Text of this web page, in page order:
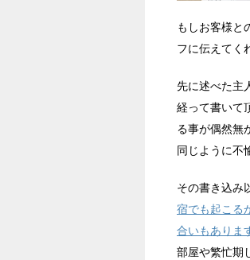
もしお客様と
フに伝えてく
先に述べた主
経って書いて
る事が偶然無
同じように不
その書き込み
宿でも起こる
合いもありま
部屋や繁忙期